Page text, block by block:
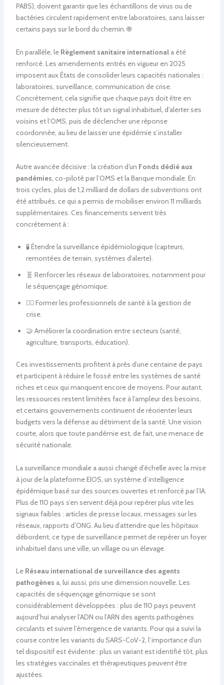
PABS), doivent garantir que les échantillons de virus ou de
bactéries circulent rapidement entre laboratoires, sans laisser
certains pays sur le bord du chemin. 🌐
En parallèle, le Règlement sanitaire internationala été
renforcé. Les amendements entrés en vigueur en 2025
imposent aux États de consolider leurs capacités nationales :
laboratoires, surveillance, communication de crise.
Concrètement, cela signifie que chaque pays doit être en
mesure de détecter plus tôt un signal inhabituel, d’alerter ses
voisins et l’OMS, puis de déclencher une réponse
coordonnée, au lieu de laisser une épidémie s’installer
silencieusement.
Autre avancée décisive : la création d’un Fonds dédié aux
pandémies, co-piloté par l’OMS et la Banque mondiale. En
trois cycles, plus de 1,2 milliard de dollars de subventions ont
été attribués, ce qui a permis de mobiliser environ 11 milliards
supplémentaires. Ces financements servent très
concrètement à :
🧪 Étendre la surveillance épidémiologique (capteurs,
remontées de terrain, systèmes d’alerte).
🧬 Renforcer les réseaux de laboratoires, notamment pour
le séquençage génomique.
👩‍⚕️ Former les professionnels de santé à la gestion de
crise.
🤝 Améliorer la coordination entre secteurs (santé,
agriculture, transports, éducation).
Ces investissements profitent à près d’une centaine de pays
et participent à réduire le fossé entre les systèmes de santé
riches et ceux qui manquent encore de moyens. Pour autant,
les ressources restent limitées face à l’ampleur des besoins,
et certains gouvernements continuent de réorienter leurs
budgets vers la défense au détriment de la santé. Une vision
courte, alors que toute pandémie est, de fait, une menace de
sécurité nationale.
La surveillance mondiale a aussi changé d’échelle avec la mise
à jour de la plateforme EIOS, un système d’intelligence
épidémique basé sur des sources ouvertes et renforcé par l’IA.
Plus de 110 pays s’en servent déjà pour repérer plus vite les
signaux faibles : articles de presse locaux, messages sur les
réseaux, rapports d’ONG. Au lieu d’attendre que les hôpitaux
débordent, ce type de surveillance permet de repérer un foyer
inhabituel dans une ville, un village ou un élevage.
Le Réseau international de surveillance des agents
pathogènes a, lui aussi, pris une dimension nouvelle. Les
capacités de séquençage génomique se sont
considérablement développées : plus de 110 pays peuvent
aujourd’hui analyser l’ADN ou l’ARN des agents pathogènes
circulants et suivre l’émergence de variants. Pour qui a suivi la
course contre les variants du SARS-CoV-2, l’importance d’un
tel dispositif est évidente : plus un variant est identifié tôt, plus
les stratégies vaccinales et thérapeutiques peuvent être
ajustées.